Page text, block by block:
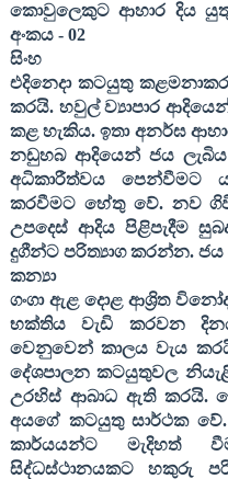
කොවුලෙකුට ආහාර දිය
අංකය - 02
සිංහ
එදිනෙදා කටයුතු
කරයි. හවුල් ව්‍යාපාර
කළ හැකිය. ඉතා අනර්ඝ
නඩුහබ ආදියෙන් ජය ලැබිය
අධිකාරීත්වය පෙන්වීමට
කරවීමට හේතු වේ. නව
උපදෙස් ආදිය පිළිපැදීම
දුගීන්ට පරිත්‍යාග කරන්න.
කන්‍යා
ගංගා ඇළ දොළ ආශ්‍රිත
භක්තිය වැඩි කරවන
වෙනුවෙන් කාලය වැය
දේශපාලන කටයුතුවල
උරහිස් ආබාධ ඇති කරයි.
අයගේ කටයුතු සාර්ථක
කාර්යයන්ට
සිද්ධස්ථානයකට හකුරු